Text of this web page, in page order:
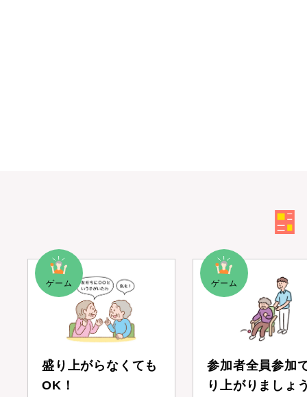
盛り上がらなくても
OK！
参加者全員参加
り上がりましょ